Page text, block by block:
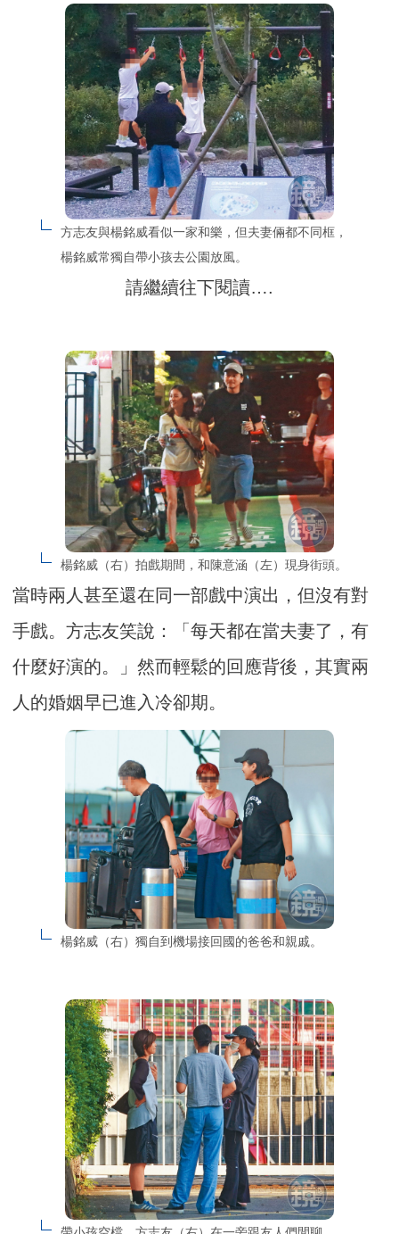
方志友與楊銘威看似一家和樂，但夫妻倆都不同框，
楊銘威常獨自帶小孩去公園放風。
請繼續往下閱讀….
楊銘威（右）拍戲期間，和陳意涵（左）現身街頭。
當時兩人甚至還在同一部戲中演出，但沒有對
手戲。方志友笑說：「每天都在當夫妻了，有
什麼好演的。」然而輕鬆的回應背後，其實兩
人的婚姻早已進入冷卻期。
楊銘威（右）獨自到機場接回國的爸爸和親戚。